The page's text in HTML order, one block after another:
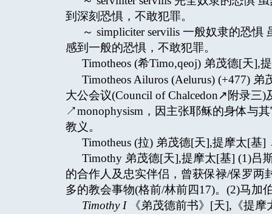
到深刻恐惧，不敢犯罪。
～ simpliciter servilis 一般奴隶的恐
感到一般的恐惧，不敢犯罪。
Timotheos (希Timo,qeoj) 弟茂德[天],
Timotheos Ailuros (Aelurus) (+477)
大公会议(Council of Chalcedon↗附录
↗monophysism，因主张耶稣的身体与
教义。
Timotheus (拉) 弟茂德[天],提摩太[基
Timothy 弟茂德[天],提摩太[基] (1)吕
的合作人及忠实伴侣，曾获保禄/保罗两
多的教会事物(格前/林前四17)。(2)马加
Timothy I
《弟茂德前书》[天],《提